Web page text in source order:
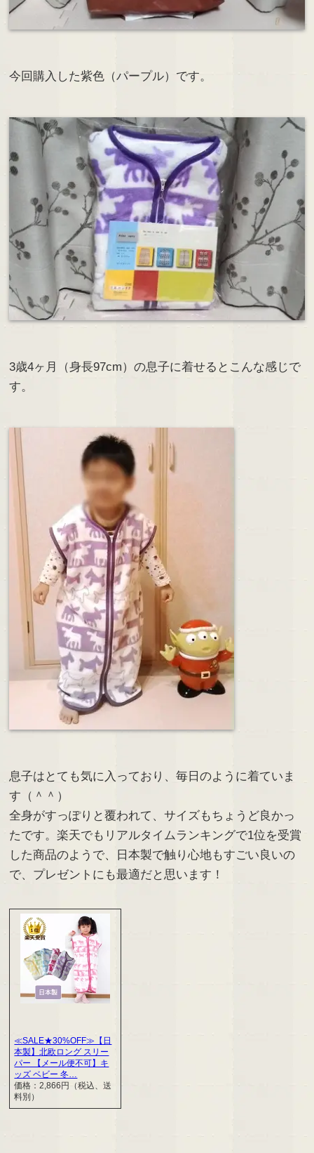
今回購入した紫色（パープル）です。
3歳4ヶ月（身長97cm）の息子に着せるとこんな感じで
す。
息子はとても気に入っており、毎日のように着ていま
す（＾＾）
全身がすっぽりと覆われて、サイズもちょうど良かっ
たです。楽天でもリアルタイムランキングで1位を受賞
した商品のようで、日本製で触り心地もすごい良いの
で、プレゼントにも最適だと思います！
≪SALE★30%OFF≫【日
本製】北欧ロング スリー
パー 【メール便不可】キ
ッズ ベビー 冬…
価格：2,866円（税込、送
料別）